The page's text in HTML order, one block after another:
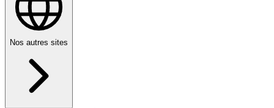
Nos autres sites